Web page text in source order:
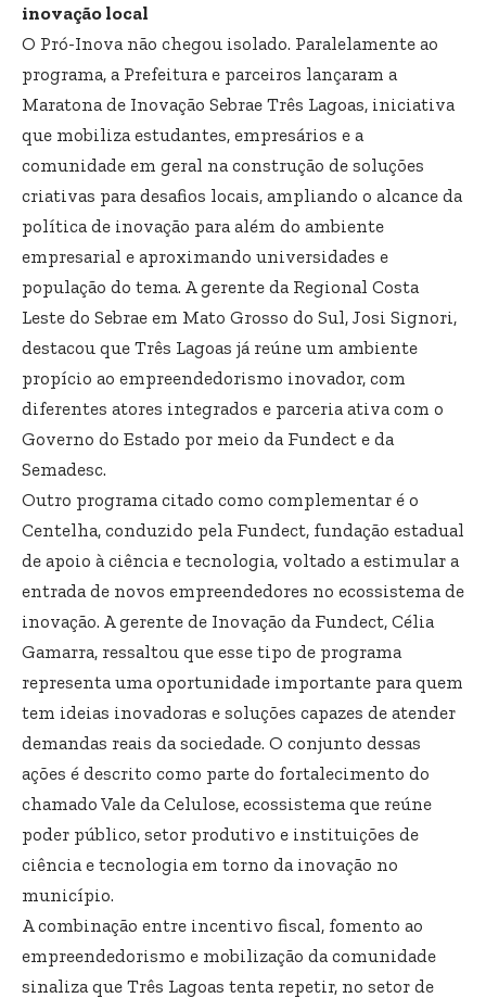
inovação local
O Pró-Inova não chegou isolado. Paralelamente ao
programa, a Prefeitura e parceiros lançaram a
Maratona de Inovação Sebrae Três Lagoas, iniciativa
que mobiliza estudantes, empresários e a
comunidade em geral na construção de soluções
criativas para desafios locais, ampliando o alcance da
política de inovação para além do ambiente
empresarial e aproximando universidades e
população do tema. A gerente da Regional Costa
Leste do Sebrae em Mato Grosso do Sul, Josi Signori,
destacou que Três Lagoas já reúne um ambiente
propício ao empreendedorismo inovador, com
diferentes atores integrados e parceria ativa com o
Governo do Estado por meio da Fundect e da
Semadesc.
Outro programa citado como complementar é o
Centelha, conduzido pela Fundect, fundação estadual
de apoio à ciência e tecnologia, voltado a estimular a
entrada de novos empreendedores no ecossistema de
inovação. A gerente de Inovação da Fundect, Célia
Gamarra, ressaltou que esse tipo de programa
representa uma oportunidade importante para quem
tem ideias inovadoras e soluções capazes de atender
demandas reais da sociedade. O conjunto dessas
ações é descrito como parte do fortalecimento do
chamado Vale da Celulose, ecossistema que reúne
poder público, setor produtivo e instituições de
ciência e tecnologia em torno da inovação no
município.
A combinação entre incentivo fiscal, fomento ao
empreendedorismo e mobilização da comunidade
sinaliza que Três Lagoas tenta repetir, no setor de